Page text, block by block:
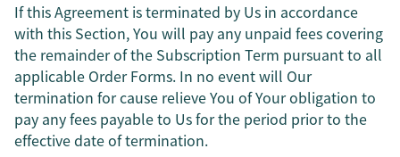
If this Agreement is terminated by Us in accordance
with this Section, You will pay any unpaid fees covering
the remainder of the Subscription Term pursuant to all
applicable Order Forms. In no event will Our
termination for cause relieve You of Your obligation to
pay any fees payable to Us for the period prior to the
effective date of termination.